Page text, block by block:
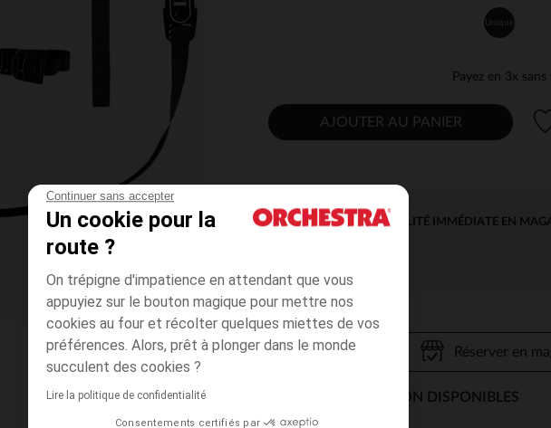
Continuer sans accepter
Un cookie pour la
route ?
On trépigne d'impatience en attendant que vous
appuyiez sur le bouton magique pour mettre nos
cookies au four et récolter quelques miettes de vos
préférences. Alors, prêt à plonger dans le monde
succulent des cookies ?
Lire la politique de confidentialité
Consentements certifiés par
Unique
Payez en 3x
AJOUTER AU PANIER
DISPONIBILITÉ IMMÉDIATE EN
Réserver en
MODES DE LIVRAISON DISPONIBLES